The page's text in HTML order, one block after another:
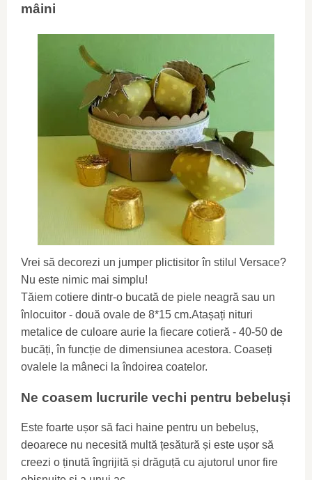
mâini
Vrei să decorezi un jumper plictisitor în stilul Versace?
Nu este nimic mai simplu!
Tăiem cotiere dintr-o bucată de piele neagră sau un
înlocuitor - două ovale de 8*15 cm.Atașați nituri
metalice de culoare aurie la fiecare cotieră - 40-50 de
bucăți, în funcție de dimensiunea acestora. Coaseți
ovalele la mâneci la îndoirea coatelor.
Ne coasem lucrurile vechi pentru bebeluși
Este foarte ușor să faci haine pentru un bebeluș,
deoarece nu necesită multă țesătură și este ușor să
creezi o ținută îngrijită și drăguță cu ajutorul unor fire